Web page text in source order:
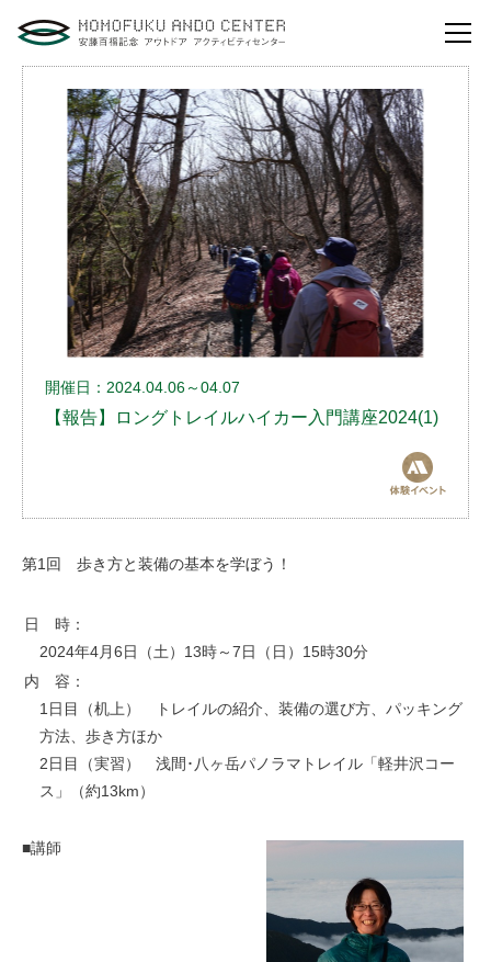
自然体験活動とは？
安藤百福センターの役割とビジョン
研修・講演
体験イベント
安藤百福センターのご案内
お問い合わせ
開催日：2024.04.06～04.07
【報告】ロングトレイルハイカー入門講座2024(1)
第1回 歩き方と装備の基本を学ぼう！
日 時：
2024年4月6日（土）13時～7日（日）15時30分
内 容：
1日目（机上） トレイルの紹介、装備の選び方、パッキング
方法、歩き方ほか
2日目（実習） 浅間･八ヶ岳パノラマトレイル「軽井沢コー
ス」（約13km）
■講師